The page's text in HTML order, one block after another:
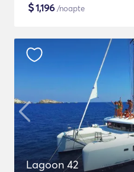
$1,196 /noapte
Lagoon 42